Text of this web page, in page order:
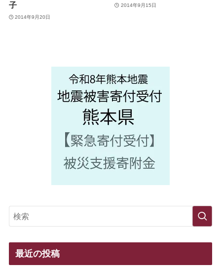
子
2014年9月20日
2014年9月15日
最近の投稿